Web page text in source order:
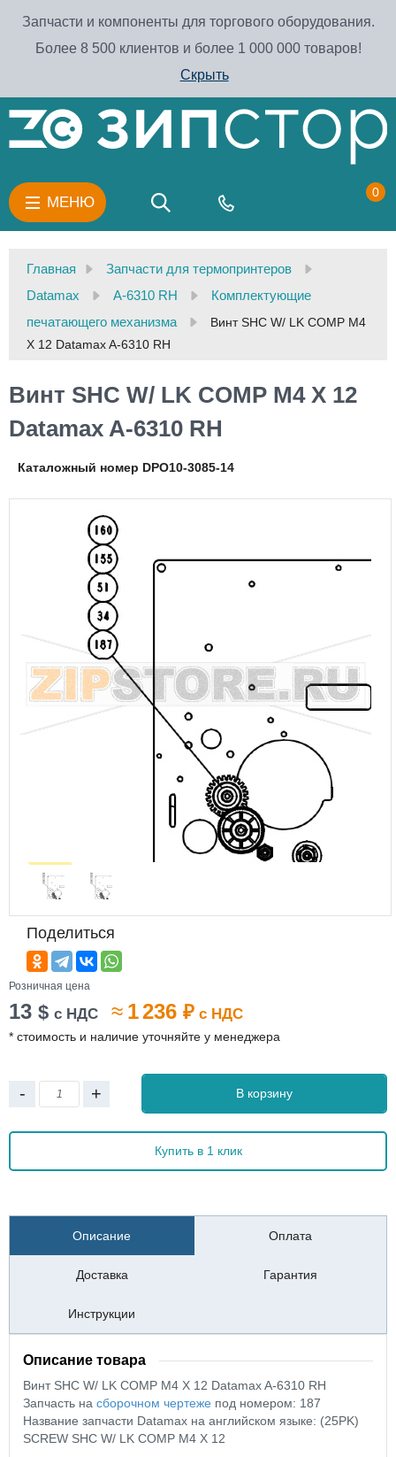
Запчасти и компоненты для торгового оборудования.
Более 8 500 клиентов и более 1 000 000 товаров!
Скрыть
МЕНЮ
0
Главная
Запчасти для термопринтеров
Datamax
A-6310 RH
Комплектующие
печатающего механизма
Винт SHC W/ LK COMP M4
X 12 Datamax A-6310 RH
Винт SHC W/ LK COMP M4 X 12
Datamax A-6310 RH
Каталожный номер DPO10-3085-14
Поделиться
Розничная цена
13 $ с НДС ≈ 1 236 ₽ с НДС
* стоимость и наличие уточняйте у менеджера
- + В корзину
Купить в 1 клик
Описание Оплата
Доставка Гарантия
Инструкции
Описание товара
Винт SHC W/ LK COMP M4 X 12 Datamax A-6310 RH
Запчасть на сборочном чертеже под номером: 187
Название запчасти Datamax на английском языке: (25PK)
SCREW SHC W/ LK COMP M4 X 12